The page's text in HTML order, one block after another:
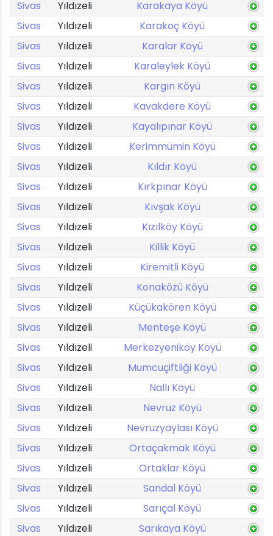
Sivas
Yıldızeli
Karakaya Köyü
Sivas
Yıldızeli
Karakoç Köyü
Sivas
Yıldızeli
Karalar Köyü
Sivas
Yıldızeli
Karaleylek Köyü
Sivas
Yıldızeli
Kargın Köyü
Sivas
Yıldızeli
Kavakdere Köyü
Sivas
Yıldızeli
Kayalıpınar Köyü
Sivas
Yıldızeli
Kerimmümin Köyü
Sivas
Yıldızeli
Kıldır Köyü
Sivas
Yıldızeli
Kırkpınar Köyü
Sivas
Yıldızeli
Kıvşak Köyü
Sivas
Yıldızeli
Kızılköy Köyü
Sivas
Yıldızeli
Killik Köyü
Sivas
Yıldızeli
Kiremitli Köyü
Sivas
Yıldızeli
Konaközü Köyü
Sivas
Yıldızeli
Küçükakören Köyü
Sivas
Yıldızeli
Menteşe Köyü
Sivas
Yıldızeli
Merkezyeniköy Köyü
Sivas
Yıldızeli
Mumcuçiftliği Köyü
Sivas
Yıldızeli
Nallı Köyü
Sivas
Yıldızeli
Nevruz Köyü
Sivas
Yıldızeli
Nevruzyaylası Köyü
Sivas
Yıldızeli
Ortaçakmak Köyü
Sivas
Yıldızeli
Ortaklar Köyü
Sivas
Yıldızeli
Sandal Köyü
Sivas
Yıldızeli
Sarıçal Köyü
Sivas
Yıldızeli
Sarıkaya Köyü